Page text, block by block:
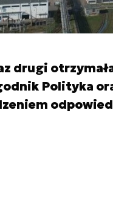
drugi
Polityka